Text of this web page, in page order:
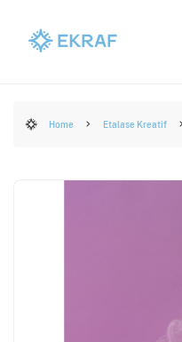
Home Etalase Kreatif